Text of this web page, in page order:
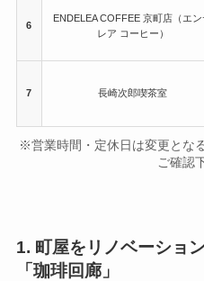
6
ENDELEA COFFEE 京町店（エン
レア コーヒー）
7 長崎次郎喫茶室
※営業時間・定休日は変更とな
ご確認
1. 町屋をリノベーショ
「珈琲回廊」